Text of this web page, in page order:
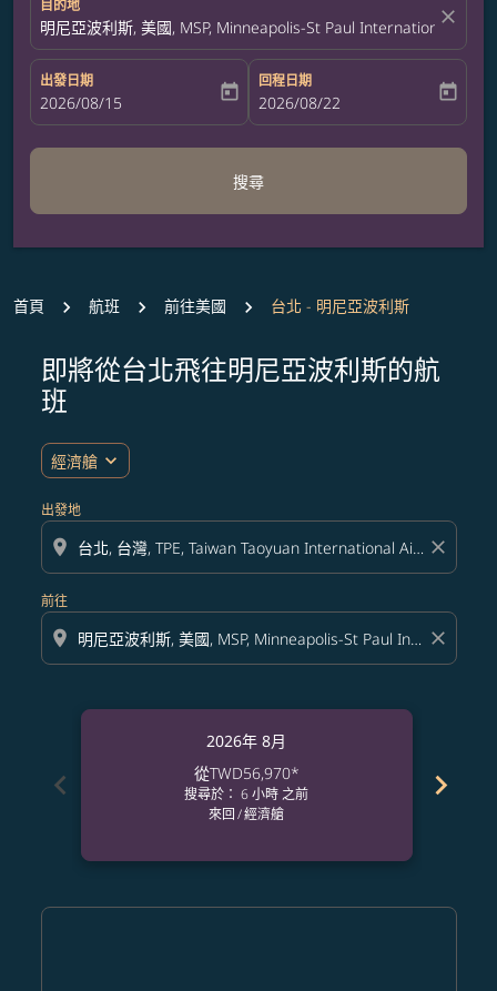
目的地
明尼亞波利斯, 美國, MSP, Minneapolis-St Paul International
close
出發日期
fc-booking-departure-date-aria-label
2026/08/15 today
回程日期
fc-booking-return-date-aria-label
2026/08/22 today
搜尋
首頁 航班 前往美國 台北 - 明尼亞波利斯
即將從台北飛往明尼亞波利斯的航
班
經濟艙 expand_more
出發地
location_on close
前往
location_on close
chevron_left
2026年 8月
從TWD56,970*
搜尋於： 6 小時 之前
來回/經濟艙
chevron_right